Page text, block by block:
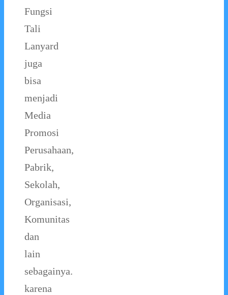
Fungsi
Tali
Lanyard
juga
bisa
menjadi
Media
Promosi
Perusahaan,
Pabrik,
Sekolah,
Organisasi,
Komunitas
dan
lain
sebagainya.
karena